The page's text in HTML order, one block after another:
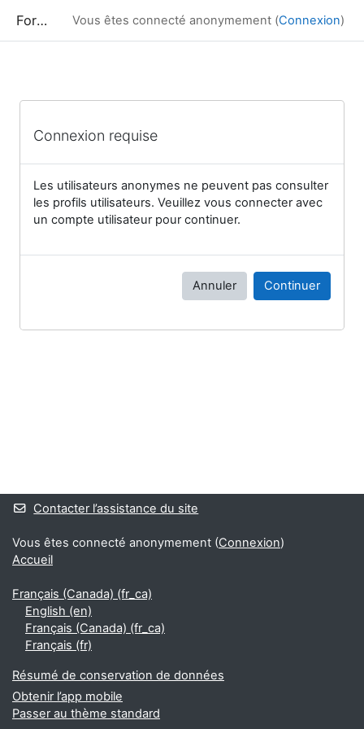
Formation Vous êtes connecté anonymement (Connexion)
Connexion requise
Les utilisateurs anonymes ne peuvent pas consulter
les profils utilisateurs. Veuillez vous connecter avec
un compte utilisateur pour continuer.
Annuler Continuer
Contacter l’assistance du site
Vous êtes connecté anonymement (Connexion)
Accueil
Français (Canada) ‎(fr_ca)‎
English ‎(en)‎
Français (Canada) ‎(fr_ca)‎
Français ‎(fr)‎
Résumé de conservation de données
Obtenir l’app mobile
Passer au thème standard